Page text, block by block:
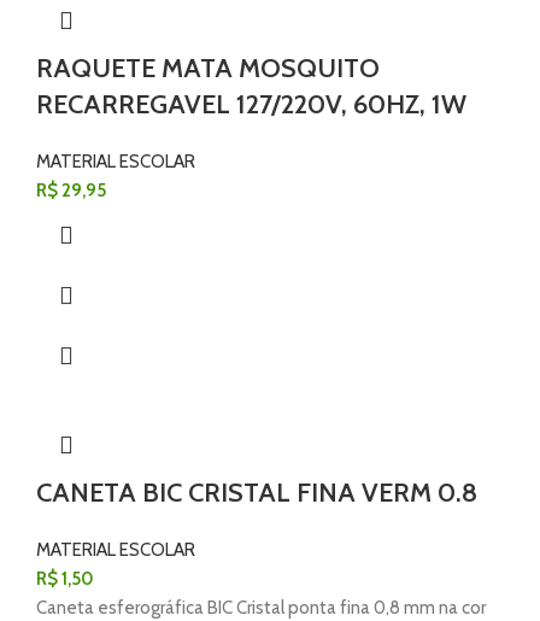
RAQUETE MATA MOSQUITO
RECARREGAVEL 127/220V, 60HZ, 1W
MATERIAL ESCOLAR
R$29,95
CANETA BIC CRISTAL FINA VERM 0.8
MATERIAL ESCOLAR
R$1,50
Caneta esferográfica BIC Cristal ponta fina 0,8 mm na cor